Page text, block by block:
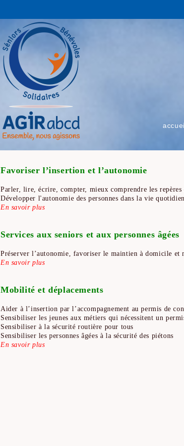
Favoriser l’insertion et l’autonomie
Parler, lire, écrire, compter, mieux comprendre les repères
Développer l'autonomie des personnes dans la vie
En savoir plus
Services aux seniors et aux personnes âgées
Préserver l’autonomie, favoriser le maintien à domicile et
En savoir plus
Mobilité et déplacements
Aider à l’insertion par l’accompagnement au permis de
Sensibiliser les jeunes aux métiers qui nécessitent un
Sensibiliser à la sécurité routière pour tous
Sensibiliser les personnes âgées à la sécurité des piétons
En savoir plus